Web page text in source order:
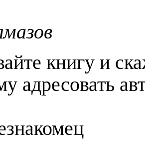
книгу и
адресовать